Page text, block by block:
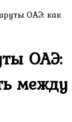
ОАЭ: как
ОАЭ:
между